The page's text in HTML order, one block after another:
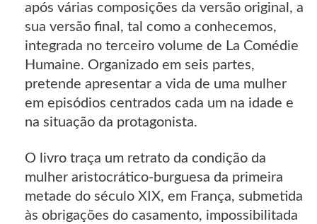
após várias composições da versão original, a
sua versão final, tal como a conhecemos,
integrada no terceiro volume de La Comédie
Humaine. Organizado em seis partes,
pretende apresentar a vida de uma mulher
em episódios centrados cada um na idade e
na situação da protagonista.
O livro traça um retrato da condição da
mulher aristocrático-burguesa da primeira
metade do século XIX, em França, submetida
às obrigações do casamento, impossibilitada